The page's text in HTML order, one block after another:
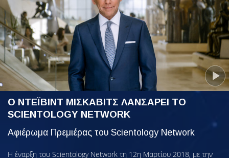
Ο ΝΤΕΪΒΙΝΤ ΜΙΣΚΑΒΙΤΣ ΛΑΝΣΑΡΕΙ ΤΟ
SCIENTOLOGY NETWORK
Αφιέρωμα Πρεμιέρας του Scientology Network
Η έναρξη του Scientology Network τη 12η Μαρτίου 2018, με την